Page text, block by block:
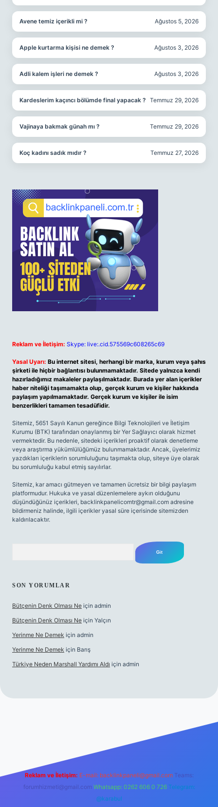
Avene temiz içerikli mi ? Ağustos 5, 2026
Apple kurtarma kişisi ne demek ? Ağustos 3, 2026
Adli kalem işleri ne demek ? Ağustos 3, 2026
Kardeslerim kaçıncı bölümde final yapacak ? Temmuz 29, 2026
Vajinaya bakmak günah mı ? Temmuz 29, 2026
Koç kadını sadık mıdır ? Temmuz 27, 2026
Reklam ve İletişim: Skype: live:.cid.575569c608265c69
Yasal Uyarı: Bu internet sitesi, herhangi bir marka, kurum veya şahıs
şirketi ile hiçbir bağlantısı bulunmamaktadır. Sitede yalnızca kendi
hazırladığımız makaleler paylaşılmaktadır. Burada yer alan içerikler
haber niteliği taşımamakta olup, gerçek kurum ve kişiler hakkında
paylaşım yapılmamaktadır. Gerçek kurum ve kişiler ile isim
benzerlikleri tamamen tesadüfidir.
Sitemiz, 5651 Sayılı Kanun gereğince Bilgi Teknolojileri ve İletişim
Kurumu (BTK) tarafından onaylanmış bir Yer Sağlayıcı olarak hizmet
vermektedir. Bu nedenle, sitedeki içerikleri proaktif olarak denetleme
veya araştırma yükümlülüğümüz bulunmamaktadır. Ancak, üyelerimiz
yazdıkları içeriklerin sorumluluğunu taşımakta olup, siteye üye olarak
bu sorumluluğu kabul etmiş sayılırlar.
Sitemiz, kar amacı gütmeyen ve tamamen ücretsiz bir bilgi paylaşım
platformudur. Hukuka ve yasal düzenlemelere aykırı olduğunu
düşündüğünüz içerikleri, backlinkpanelicomtr@gmail.com adresine
bildirmeniz halinde, ilgili içerikler yasal süre içerisinde sitemizden
kaldırılacaktır.
SON YORUMLAR
Bütçenin Denk Olması Ne için admin
Bütçenin Denk Olması Ne için Yalçın
Yerinme Ne Demek için admin
Yerinme Ne Demek için Barış
Türkiye Neden Marshall Yardımı Aldı için admin
hiltonbet yeni giriş
Reklam ve İletişim: E-mail: backlinkpaneli@gmail.com Teams:
forumhizmeti@gmail.com Whatsapp: 0262 606 0 726 Telegram:
@karabul